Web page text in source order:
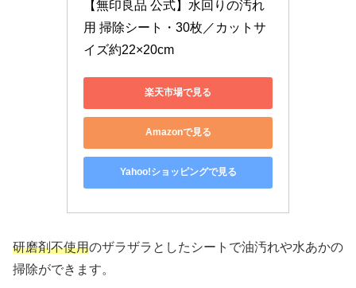
【無印良品 公式】水回りの汚れ
用 掃除シート・30枚／カットサ
イズ約22×20cm
楽天市場で見る
Amazonで見る
Yahoo!ショッピングで見る
研磨剤不使用のザラザラとしたシートで油汚れや水あかの
掃除ができます。